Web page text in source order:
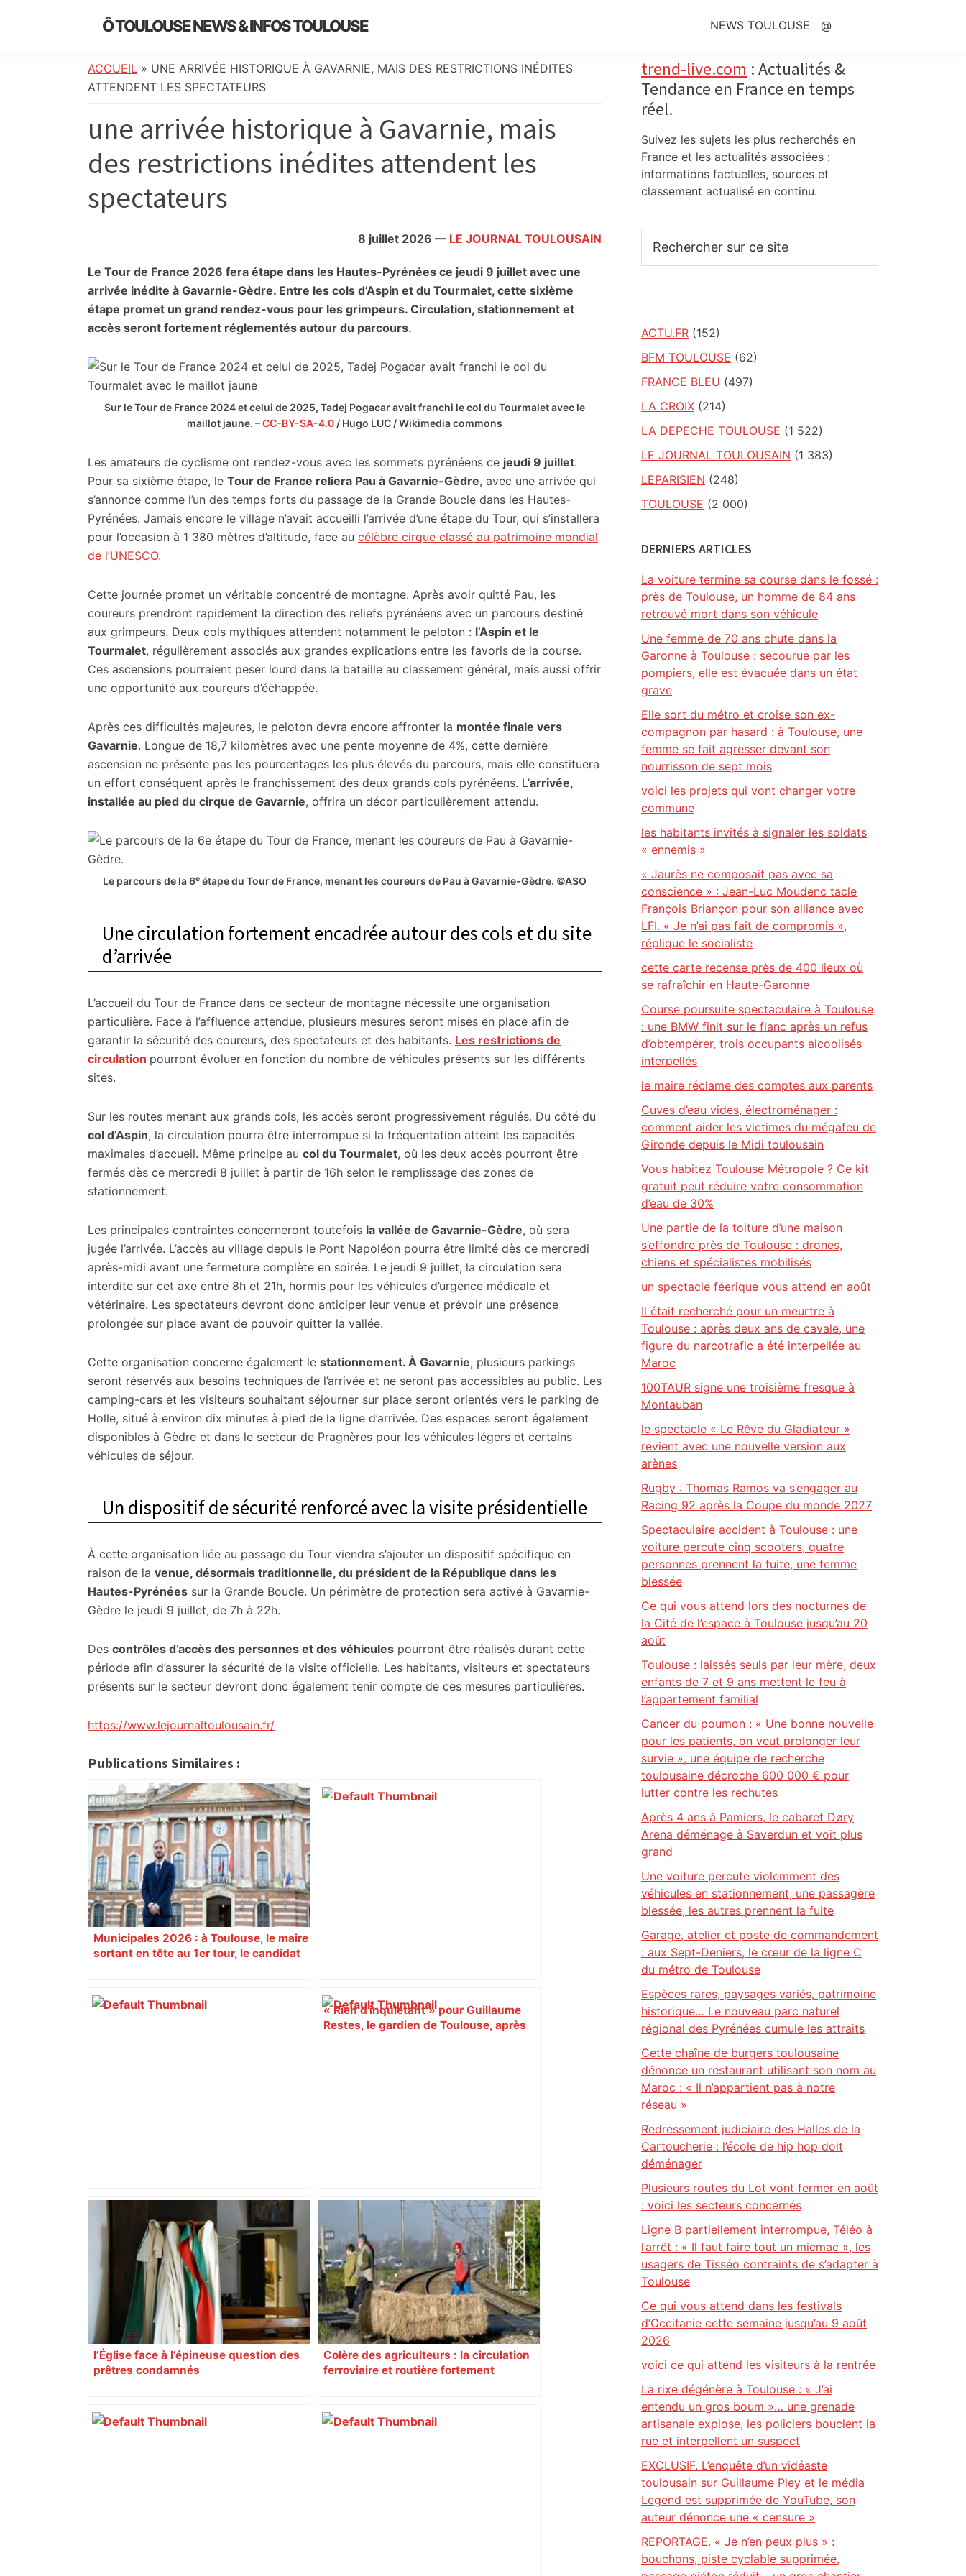
Ô TOULOUSE NEWS & INFOS TOULOUSE
de
l’actualité
info
locale,
société,
culture,
politique,
divers
et
initiatives
citoyennes
NEWS TOULOUSE @
ACCUEIL » UNE ARRIVÉE HISTORIQUE À GAVARNIE, MAIS DES RESTRICTIONS INÉDITES
ATTENDENT LES SPECTATEURS
une arrivée historique à Gavarnie, mais
des restrictions inédites attendent les
spectateurs
8 juillet 2026 — LE JOURNAL TOULOUSAIN
Le Tour de France 2026 fera étape dans les Hautes-Pyrénées ce jeudi 9 juillet avec une
arrivée inédite à Gavarnie-Gèdre. Entre les cols d’Aspin et du Tourmalet, cette sixième
étape promet un grand rendez-vous pour les grimpeurs. Circulation, stationnement et
accès seront fortement réglementés autour du parcours.
Sur le Tour de France 2024 et celui de 2025, Tadej Pogacar avait franchi le col du Tourmalet avec le
maillot jaune. –CC-BY-SA-4.0 / Hugo LUC / Wikimedia commons
Les amateurs de cyclisme ont rendez-vous avec les sommets pyrénéens ce jeudi 9 juillet.
Pour sa sixième étape, le Tour de France reliera Pau à Gavarnie-Gèdre, avec une arrivée qui
s’annonce comme l’un des temps forts du passage de la Grande Boucle dans les Hautes-
Pyrénées. Jamais encore le village n’avait accueilli l’arrivée d’une étape du Tour, qui s’installera
pour l’occasion à 1 380 mètres d’altitude, face au célèbre cirque classé au patrimoine mondial
de l’UNESCO.
Cette journée promet un véritable concentré de montagne. Après avoir quitté Pau, les
coureurs prendront rapidement la direction des reliefs pyrénéens avec un parcours destiné
aux grimpeurs. Deux cols mythiques attendent notamment le peloton : l’Aspin et le
Tourmalet, régulièrement associés aux grandes explications entre les favoris de la course.
Ces ascensions pourraient peser lourd dans la bataille au classement général, mais aussi offrir
une opportunité aux coureurs d’échappée.
Après ces difficultés majeures, le peloton devra encore affronter la montée finale vers
Gavarnie. Longue de 18,7 kilomètres avec une pente moyenne de 4%, cette dernière
ascension ne présente pas les pourcentages les plus élevés du parcours, mais elle constituera
un effort conséquent après le franchissement des deux grands cols pyrénéens. L’arrivée,
installée au pied du cirque de Gavarnie, offrira un décor particulièrement attendu.
Le parcours de la 6e étape du Tour de France, menant les coureurs de Pau à Gavarnie-Gèdre. ©ASO
Une circulation fortement encadrée autour des cols et du site
d’arrivée
L’accueil du Tour de France dans ce secteur de montagne nécessite une organisation
particulière. Face à l’affluence attendue, plusieurs mesures seront mises en place afin de
garantir la sécurité des coureurs, des spectateurs et des habitants. Les restrictions de
circulation pourront évoluer en fonction du nombre de véhicules présents sur les différents
sites.
Sur les routes menant aux grands cols, les accès seront progressivement régulés. Du côté du
col d’Aspin, la circulation pourra être interrompue si la fréquentation atteint les capacités
maximales d’accueil. Même principe au col du Tourmalet, où les deux accès pourront être
fermés dès ce mercredi 8 juillet à partir de 16h selon le remplissage des zones de
stationnement.
Les principales contraintes concerneront toutefois la vallée de Gavarnie-Gèdre, où sera
jugée l’arrivée. L’accès au village depuis le Pont Napoléon pourra être limité dès ce mercredi
après-midi avant une fermeture complète en soirée. Le jeudi 9 juillet, la circulation sera
interdite sur cet axe entre 8h et 21h, hormis pour les véhicules d’urgence médicale et
vétérinaire. Les spectateurs devront donc anticiper leur venue et prévoir une présence
prolongée sur place avant de pouvoir quitter la vallée.
Cette organisation concerne également le stationnement. À Gavarnie, plusieurs parkings
seront réservés aux besoins techniques de l’arrivée et ne seront pas accessibles au public. Les
camping-cars et les visiteurs souhaitant séjourner sur place seront orientés vers le parking de
Holle, situé à environ dix minutes à pied de la ligne d’arrivée. Des espaces seront également
disponibles à Gèdre et dans le secteur de Pragnères pour les véhicules légers et certains
véhicules de séjour.
Un dispositif de sécurité renforcé avec la visite présidentielle
À cette organisation liée au passage du Tour viendra s’ajouter un dispositif spécifique en
raison de la venue, désormais traditionnelle, du président de la République dans les
Hautes-Pyrénées sur la Grande Boucle. Un périmètre de protection sera activé à Gavarnie-
Gèdre le jeudi 9 juillet, de 7h à 22h.
Des contrôles d’accès des personnes et des véhicules pourront être réalisés durant cette
période afin d’assurer la sécurité de la visite officielle. Les habitants, visiteurs et spectateurs
présents sur le secteur devront donc également tenir compte de ces mesures particulières.
https://www.lejournaltoulousain.fr/
Publications Similaires :
Municipales 2026 : à Toulouse, le maire
sortant en tête au 1er tour, le candidat
« Rien d'inquiétant » pour Guillaume
Restes, le gardien de Toulouse, après
Après la fusion avec la liste PS
Toulouse, le candidat LFI salue "une
dynamique qui nous oblige à la
responsabilité" – Franceinfo
Alliance PS/LFI à Toulouse : Marc
Sztulman claque la porte – RMC
l’Église face à l’épineuse question des
prêtres condamnés
Colère des agriculteurs : la circulation
ferroviaire et routière fortement
Primary
Sidebar
trend-live.com : Actualités &
Tendance en France en temps
réel.
Suivez les sujets les plus recherchés en
France et les actualités associées :
informations factuelles, sources et
classement actualisé en continu.
sur
ACTU.FR (152)
BFM TOULOUSE (62)
FRANCE BLEU (497)
LA CROIX (214)
LA DEPECHE TOULOUSE (1 522)
LE JOURNAL TOULOUSAIN (1 383)
LEPARISIEN (248)
TOULOUSE (2 000)
DERNIERS ARTICLES
La voiture termine sa course dans le fossé :
près de Toulouse, un homme de 84 ans
retrouvé mort dans son véhicule
Une femme de 70 ans chute dans la
Garonne à Toulouse : secourue par les
pompiers, elle est évacuée dans un état
grave
Elle sort du métro et croise son ex-
compagnon par hasard : à Toulouse, une
femme se fait agresser devant son
nourrisson de sept mois
voici les projets qui vont changer votre
commune
les habitants invités à signaler les soldats
« ennemis »
« Jaurès ne composait pas avec sa
conscience » : Jean-Luc Moudenc tacle
François Briançon pour son alliance avec
LFI. « Je n’ai pas fait de compromis »,
réplique le socialiste
cette carte recense près de 400 lieux où
se rafraîchir en Haute-Garonne
Course poursuite spectaculaire à Toulouse
: une BMW finit sur le flanc après un refus
d’obtempérer, trois occupants alcoolisés
interpellés
le maire réclame des comptes aux parents
Cuves d’eau vides, électroménager :
comment aider les victimes du mégafeu de
Gironde depuis le Midi toulousain
Vous habitez Toulouse Métropole ? Ce kit
gratuit peut réduire votre consommation
d’eau de 30%
Une partie de la toiture d’une maison
s’effondre près de Toulouse : drones,
chiens et spécialistes mobilisés
un spectacle féerique vous attend en août
Il était recherché pour un meurtre à
Toulouse : après deux ans de cavale, une
figure du narcotrafic a été interpellée au
Maroc
100TAUR signe une troisième fresque à
Montauban
le spectacle « Le Rêve du Gladiateur »
revient avec une nouvelle version aux
arènes
Rugby : Thomas Ramos va s’engager au
Racing 92 après la Coupe du monde 2027
Spectaculaire accident à Toulouse : une
voiture percute cinq scooters, quatre
personnes prennent la fuite, une femme
blessée
Ce qui vous attend lors des nocturnes de
la Cité de l’espace à Toulouse jusqu’au 20
août
Toulouse : laissés seuls par leur mère, deux
enfants de 7 et 9 ans mettent le feu à
l’appartement familial
Cancer du poumon : « Une bonne nouvelle
pour les patients, on veut prolonger leur
survie », une équipe de recherche
toulousaine décroche 600 000 € pour
lutter contre les rechutes
Après 4 ans à Pamiers, le cabaret Døry
Arena déménage à Saverdun et voit plus
grand
Une voiture percute violemment des
véhicules en stationnement, une passagère
blessée, les autres prennent la fuite
Garage, atelier et poste de commandement
: aux Sept-Deniers, le cœur de la ligne C
du métro de Toulouse
Espèces rares, paysages variés, patrimoine
historique… Le nouveau parc naturel
régional des Pyrénées cumule les attraits
Cette chaîne de burgers toulousaine
dénonce un restaurant utilisant son nom au
Maroc : « Il n’appartient pas à notre
réseau »
Redressement judiciaire des Halles de la
Cartoucherie : l’école de hip hop doit
déménager
Plusieurs routes du Lot vont fermer en août
: voici les secteurs concernés
Ligne B partiellement interrompue, Téléo à
l’arrêt : « Il faut faire tout un micmac », les
usagers de Tisséo contraints de s’adapter à
Toulouse
Ce qui vous attend dans les festivals
d’Occitanie cette semaine jusqu’au 9 août
2026
voici ce qui attend les visiteurs à la rentrée
La rixe dégénère à Toulouse : « J’ai
entendu un gros boum »… une grenade
artisanale explose, les policiers bouclent la
rue et interpellent un suspect
EXCLUSIF. L’enquête d’un vidéaste
toulousain sur Guillaume Pley et le média
Legend est supprimée de YouTube, son
auteur dénonce une « censure »
REPORTAGE. « Je n’en peux plus » :
bouchons, piste cyclable supprimée,